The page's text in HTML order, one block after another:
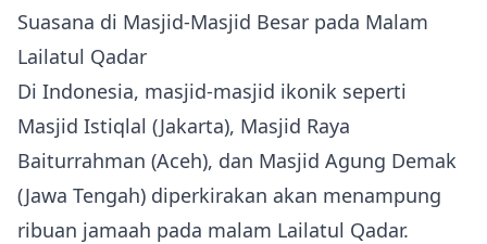
Suasana di Masjid‑Masjid Besar pada Malam
Lailatul Qadar
Di Indonesia, masjid‑masjid ikonik seperti
Masjid Istiqlal (Jakarta), Masjid Raya
Baiturrahman (Aceh), dan Masjid Agung Demak
(Jawa Tengah) diperkirakan akan menampung
ribuan jamaah pada malam Lailatul Qadar.